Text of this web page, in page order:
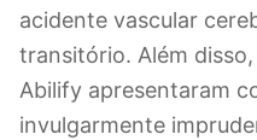
acidente vascular
transitório. Além
Abilify apresentaram
invulgarmente